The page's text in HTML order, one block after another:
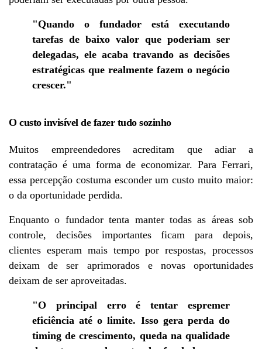
"Quando o fundador está executando
tarefas de baixo valor que poderiam ser
delegadas, ele acaba travando as decisões
estratégicas que realmente fazem o negócio
crescer."
O custo invisível de fazer tudo sozinho
Muitos empreendedores acreditam que adiar a
contratação é uma forma de economizar. Para Ferrari,
essa percepção costuma esconder um custo muito maior:
o da oportunidade perdida.
Enquanto o fundador tenta manter todas as áreas sob
controle, decisões importantes ficam para depois,
clientes esperam mais tempo por respostas, processos
deixam de ser aprimorados e novas oportunidades
deixam de ser aproveitadas.
"O principal erro é tentar espremer
eficiência até o limite. Isso gera perda do
timing de crescimento, queda na qualidade